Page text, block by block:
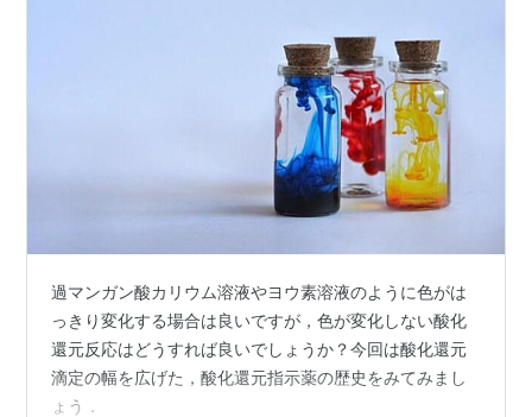
過マンガン酸カリウム溶液やヨウ素溶液のように色がは
っきり変化する場合は良いですが，色が変化しない酸化
還元反応はどうすれば良いでしょうか？今回は酸化還元
滴定の幅を広げた，酸化還元指示薬の歴史をみてみまし
ょう．